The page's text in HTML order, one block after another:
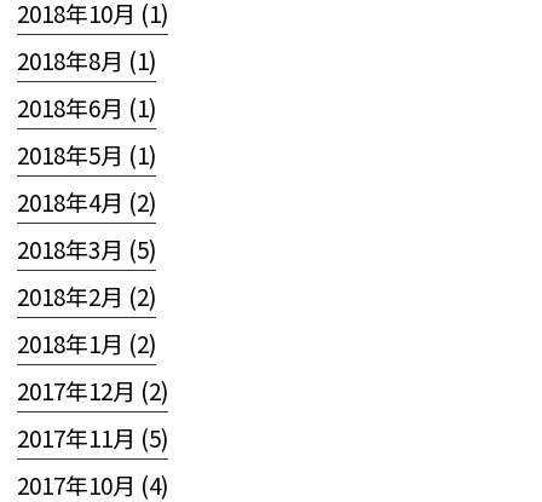
2018年10月 (1)
2018年8月 (1)
2018年6月 (1)
2018年5月 (1)
2018年4月 (2)
2018年3月 (5)
2018年2月 (2)
2018年1月 (2)
2017年12月 (2)
2017年11月 (5)
2017年10月 (4)